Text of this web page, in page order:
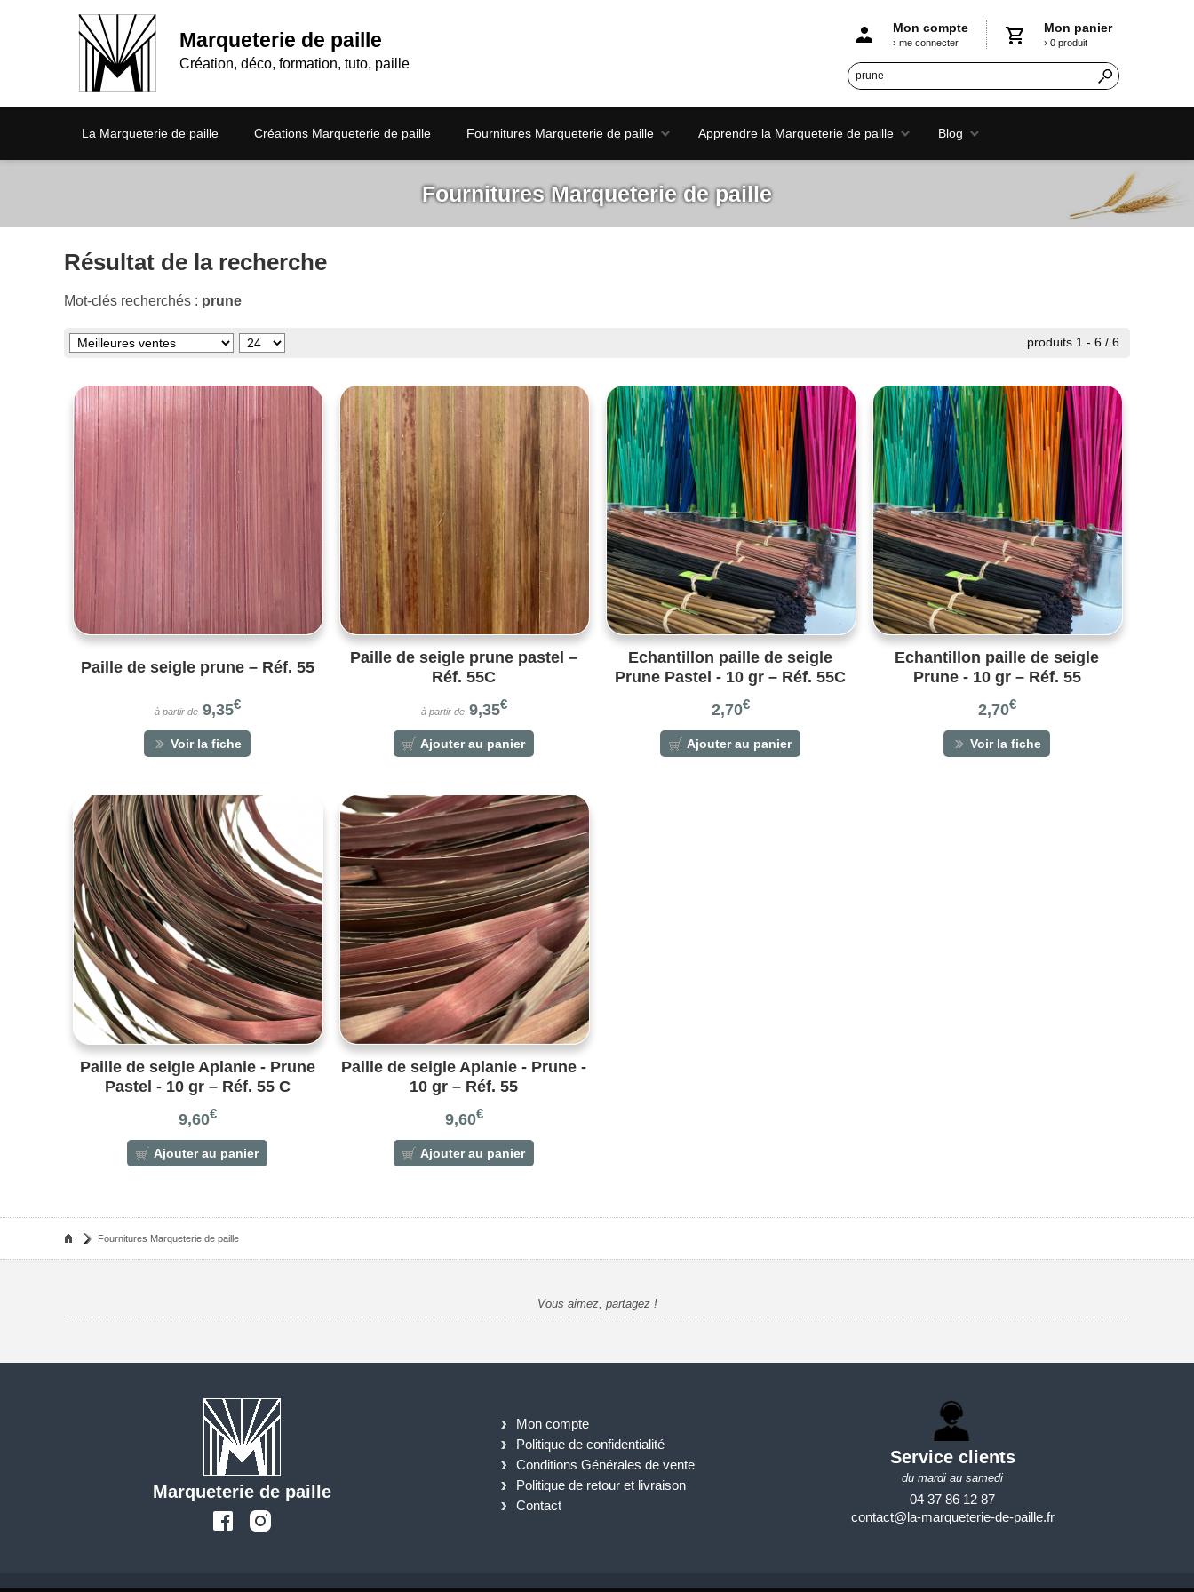
Marqueterie de paille
Création, déco, formation, tuto, paille
Mon compte
› me connecter
Mon panier
› 0 produit
La Marqueterie de paille Créations Marqueterie de paille Fournitures Marqueterie de paille Apprendre la Marqueterie de paille Blog
Fournitures Marqueterie de paille
Résultat de la recherche
Mot-clés recherchés : prune
produits 1 - 6 / 6
Paille de seigle prune – Réf. 55
à partir de9,35€
Voir la fiche
Paille de seigle prune pastel –
Réf. 55C
à partir de9,35€
Ajouter au panier
Echantillon paille de seigle
Prune Pastel - 10 gr – Réf. 55C
2,70€
Ajouter au panier
Echantillon paille de seigle
Prune - 10 gr – Réf. 55
2,70€
Voir la fiche
Paille de seigle Aplanie - Prune
Pastel - 10 gr – Réf. 55 C
9,60€
Ajouter au panier
Paille de seigle Aplanie - Prune -
10 gr – Réf. 55
9,60€
Ajouter au panier
Fournitures Marqueterie de paille
Vous aimez, partagez !
Marqueterie de paille
Mon compte
Politique de confidentialité
Conditions Générales de vente
Politique de retour et livraison
Contact
Service clients
du mardi au samedi
04 37 86 12 87
contact@la-marqueterie-de-paille.fr